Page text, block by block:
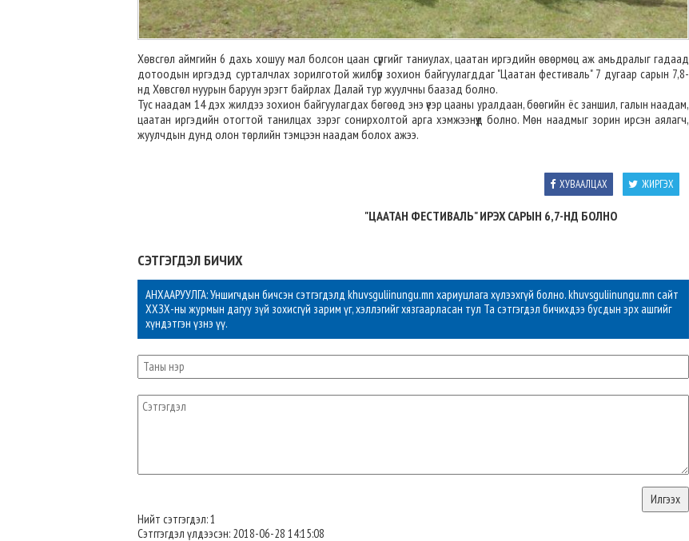
Хөвсгөл аймгийн 6 дахь хошуу мал болсон цаан сүргийг таниулах, цаатан иргэдийн өвөрмөц аж амьдралыг гадаад
дотоодын иргэдэд сурталчлах зорилготой жилбүр зохион байгуулагддаг "Цаатан фестиваль" 7 дугаар сарын 7,8-
нд Хөвсгөл нуурын баруун эрэгт байрлах Далай тур жуулчны баазад болно.
Тус наадам 14 дэх жилдээ зохион байгуулагдах бөгөөд энэ үеэр цааны уралдаан, бөөгийн ёс заншил, галын наадам,
цаатан иргэдийн отогтой танилцах зэрэг сонирхолтой арга хэмжээнүүд болно. Мөн наадмыг зорин ирсэн аялагч,
жуулчдын дунд олон төрлийн тэмцээн наадам болох ажээ.
ЖИРГЭХ
ХУВААЛЦАХ
"ЦААТАН ФЕСТИВАЛЬ" ИРЭХ САРЫН 6,7-НД БОЛНО
СЭТГЭГДЭЛ БИЧИХ
АНХААРУУЛГА: Уншигчдын бичсэн сэтгэгдэлд khuvsguliinungu.mn хариуцлага хүлээхгүй болно. khuvsguliinungu.mn сайт
ХХЗХ-ны журмын дагуу зүй зохисгүй зарим үг, хэллэгийг хязгаарласан тул Та сэтгэгдэл бичихдээ бусдын эрх ашгийг
хүндэтгэн үзнэ үү.
Нийт сэтгэгдэл: 1
Сэтггэгдэл үлдээсэн: 2018-06-28 14:15:08